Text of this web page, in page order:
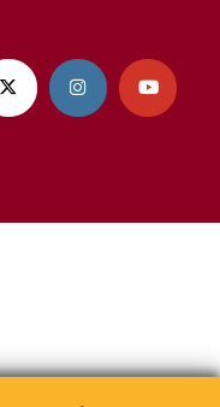
  